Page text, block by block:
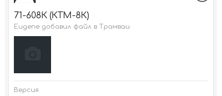
71-608К (КТМ-8К)
Eugene добавил файл в Трамваи
Версия